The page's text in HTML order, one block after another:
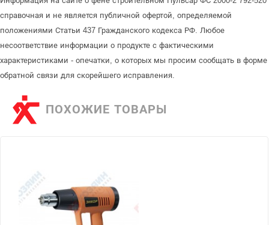
справочная и не является публичной офертой, определяемой
положениями Статьи 437 Гражданского кодекса РФ. Любое
несоответствие информации о продукте с фактическими
характеристиками - опечатки, о которых мы просим сообщать в форме
обратной связи для скорейшего исправления.
ПОХОЖИЕ ТОВАРЫ